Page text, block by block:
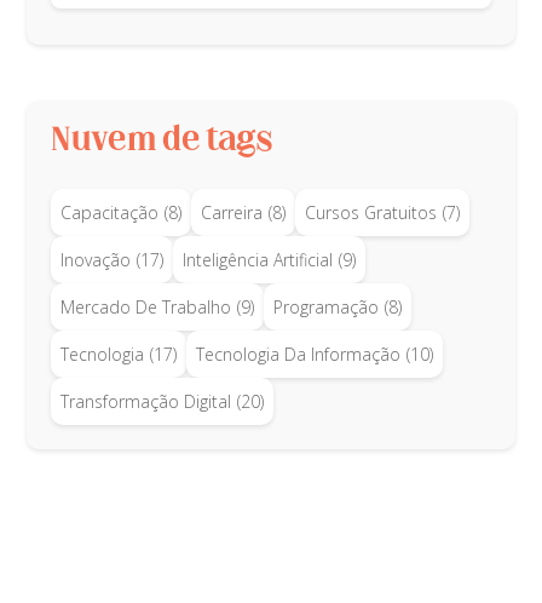
Nuvem de tags
Capacitação (8) Carreira (8) Cursos Gratuitos (7)
Inovação (17) Inteligência Artificial (9)
Mercado De Trabalho (9) Programação (8)
Tecnologia (17) Tecnologia Da Informação (10)
Transformação Digital (20)